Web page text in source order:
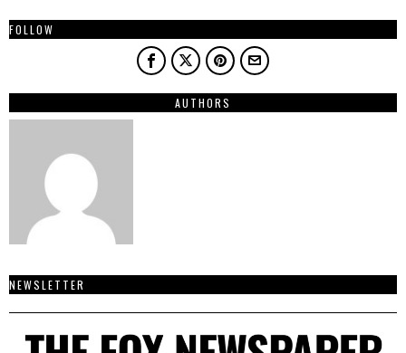
FOLLOW
AUTHORS
NEWSLETTER